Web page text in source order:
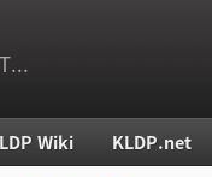
Wiki KLDP.net